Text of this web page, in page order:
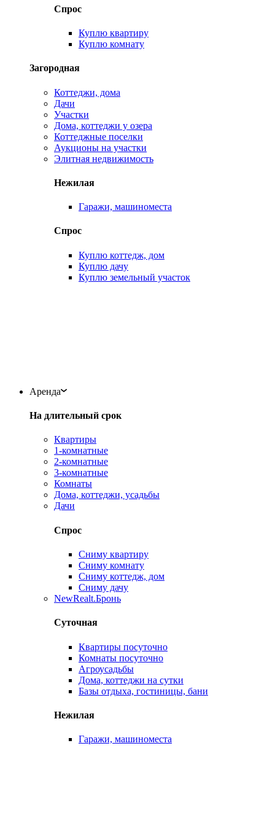
Спрос
Куплю квартиру
Куплю комнату
Загородная
Коттеджи, дома
Дачи
Участки
Дома, коттеджи у озера
Коттеджные поселки
Аукционы на участки
Элитная недвижимость
Нежилая
Гаражи, машиноместа
Спрос
Куплю коттедж, дом
Куплю дачу
Куплю земельный участок
Аренда
На длительный срок
Квартиры
1-комнатные
2-комнатные
3-комнатные
Комнаты
Дома, коттеджи, усадьбы
Дачи
Спрос
Сниму квартиру
Сниму комнату
Сниму коттедж, дом
Сниму дачу
NewRealt.Бронь
Суточная
Квартиры посуточно
Комнаты посуточно
Агроусадьбы
Дома, коттеджи на сутки
Базы отдыха, гостиницы, бани
Нежилая
Гаражи, машиноместа